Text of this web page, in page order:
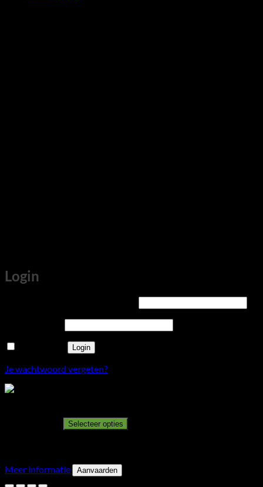
Login
Vereist
Vereist
Login
Je wachtwoord vergeten?
Selecteer opties
Meer informatie
Aanvaarden